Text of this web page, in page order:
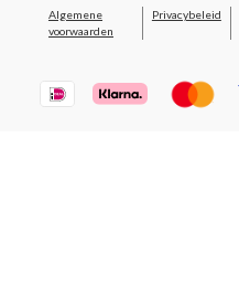
Algemene
voorwaarden
Privacybeleid